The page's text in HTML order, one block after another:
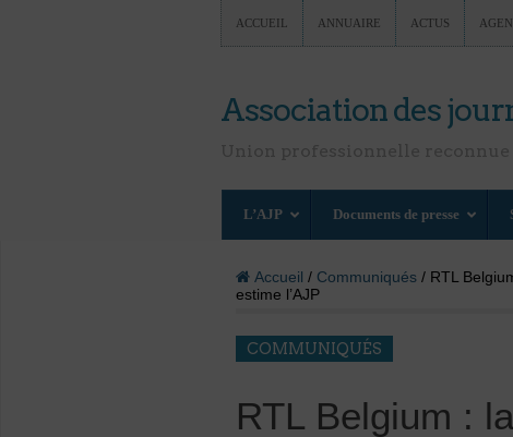
ACCUEIL ANNUAIRE ACTUS
Association des
L’AJP Documents de presse
Accueil / Communiqués/ RTL
estime l’AJP
COMMUNIQUÉS
RTL Belgium :